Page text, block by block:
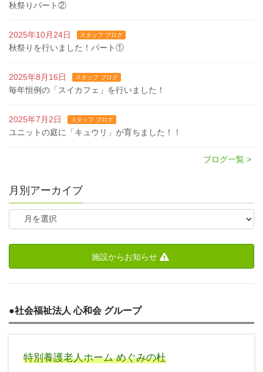
秋祭りパート②
2025年10月24日 スタッフ ブログ
秋祭りを行いました！パート①
2025年8月16日 スタッフ ブログ
毎年恒例の「スイカフェ」を行いました！
2025年7月2日 スタッフ ブログ
ユニットの庭に「キュウリ」が育ちました！！
ブログ一覧 >
月別アーカイブ
施設からお知らせ
●社会福祉法人 心和会 グループ
特別養護老人ホーム めぐみの杜